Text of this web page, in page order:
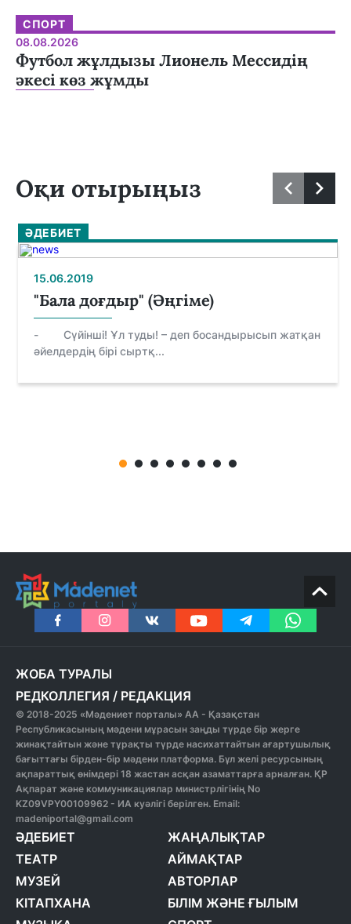
СПОРТ
08.08.2026
Футбол жұлдызы Лионель Мессидің
әкесі көз жұмды
Оқи отырыңыз
ӘДЕБИЕТ
15.06.2019
"Бала доғдыр" (Әңгіме)
- Сүйінші! Ұл туды! – деп босандырысып жатқан
әйелдердің бірі сыртқ...
ЖОБА ТУРАЛЫ
РЕДКОЛЛЕГИЯ / РЕДАКЦИЯ
© 2018-2025 «Мәдениет порталы» АА - Қазақстан
Республикасының мәдени мұрасын заңды түрде бір жерге
жинақтайтын және тұрақты түрде насихаттайтын ағартушылық
бағыттағы бірден-бір мәдени платформа. Бұл желі ресурсының
ақпараттық өнімдері 18 жастан асқан азаматтарға арналған. ҚР
Ақпарат және коммуникациялар министрлігінің No
KZ09VPY00109962 - ИА куәлігі берілген. Email:
madeniportal@gmail.com
ӘДЕБИЕТ
ТЕАТР
МУЗЕЙ
КІТАПХАНА
ЖАҢАЛЫҚТАР
АЙМАҚТАР
АВТОРЛАР
БІЛІМ ЖӘНЕ ҒЫЛЫМ